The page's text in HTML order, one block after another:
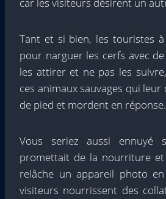
Tant et si bien, les touristes
pour narguer les cerfs avec
les attirer et ne pas les
ces animaux sauvages qui
de pied et mordent en réponse.
Vous seriez aussi ennuyé
promettait de la nourriture
relâche un appareil photo
visiteurs nourrissent des